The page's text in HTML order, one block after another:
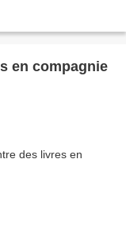
en compagnie